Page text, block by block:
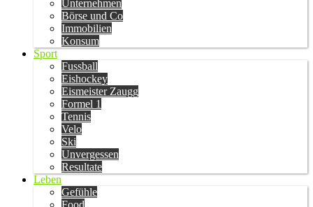
Unternehmen
Börse und Co
Immobilien
Konsum
Sport
Fussball
Eishockey
Eismeister Zaugg
Formel 1
Tennis
Velo
Ski
Unvergessen
Resultate
Leben
Gefühle
Food